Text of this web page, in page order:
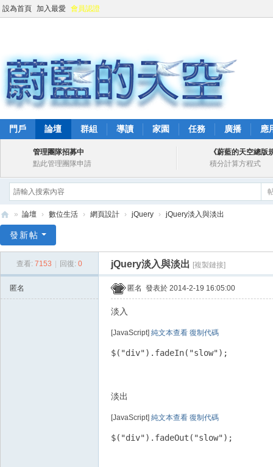
設為首頁 加入最愛 會員認證
門戶 論壇 群組 導讀 家園 任務 廣播 應
管理團隊招募中
點此管理團隊申請
《蔚藍的天空總版
積分計算方程式
藍
» 論壇 › 數位生活 › 網頁設計 › jQuery › jQuery淡入與淡出
發新帖
查看: 7153 回復: 0 jQuery淡入與淡出 [複製鏈接]
匿名 匿名 發表於 2014-2-19 16:05:00
淡入
[JavaScript] 純文本查看 復制代碼
淡出
[JavaScript] 純文本查看 復制代碼